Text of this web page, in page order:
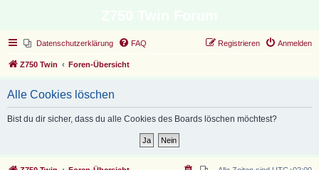
Datenschutzerklärung FAQ Anmelden
Registrieren
Z750 Twin Foren-Übersicht
Alle Cookies löschen
Bist du dir sicher, dass du alle Cookies des Boards löschen möchtest?